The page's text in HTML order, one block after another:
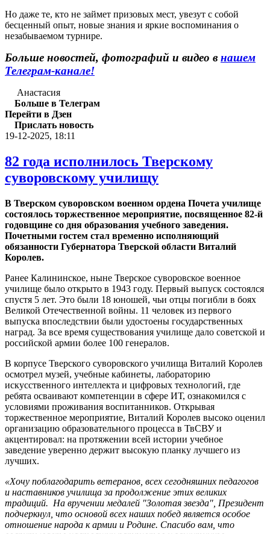
Но даже те, кто не займет призовых мест, увезут с собой
бесценный опыт, новые знания и яркие воспоминания о
незабываемом турнире.
Больше новостей, фотографий и видео в нашем
Телеграм-канале!
Анастасия
Больше в Телеграм
Перейти в Дзен
Прислать новость
19-12-2025, 18:11
82 года исполнилось Тверскому
суворовскому училищу
В Тверском суворовском военном ордена Почета училище
состоялось торжественное мероприятие, посвященное 82-й
годовщине со дня образования учебного заведения.
Почетными гостем стал временно исполняющий
обязанности Губернатора Тверской области Виталий
Королев.
Ранее Калининское, ныне Тверское суворовское военное
училище было открыто в 1943 году. Первый выпуск состоялся
спустя 5 лет. Это были 18 юношей, чьи отцы погибли в боях
Великой Отечественной войны. 11 человек из первого
выпуска впоследствии были удостоены государственных
наград. За все время существования училище дало советской и
российской армии более 100 генералов.
В корпусе Тверского суворовского училища Виталий Королев
осмотрел музей, учебные кабинеты, лабораторию
искусственного интеллекта и цифровых технологий, где
ребята осваивают компетенции в сфере ИТ, ознакомился с
условиями проживания воспитанников. ​Открывая
торжественное мероприятие, Виталий Королев высоко оценил
организацию образовательного процесса в ТвСВУ и
акцентировал: на протяжении всей истории учебное
заведение уверенно держит высокую планку лучшего из
лучших.
«Хочу поблагодарить ветеранов, всех сегодняшних педагогов
и наставников училища за продолжение этих великих
традиций. На вручении медалей "Золотая звезда", Президент
подчеркнул, что основой всех наших побед является особое
отношение народа к армии и Родине. Спасибо вам, что